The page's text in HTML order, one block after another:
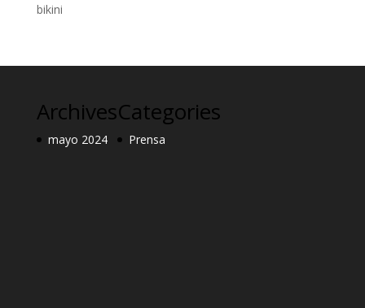
bikini
Archives
mayo 2024
Categories
Prensa